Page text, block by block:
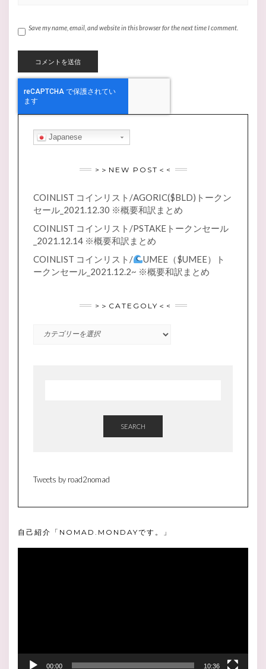
Save my name, email, and website in this browser for the next time I comment.
Japanese
>＞NEW POST＜<
COINLIST コインリスト/AGORIC($BLD)トークン
セール_2021.12.30 ※概要和訳まとめ
COINLIST コインリスト/PSTAKEトークンセール
_2021.12.14 ※概要和訳まとめ
COINLIST コインリスト/
UMEE（$UMEE）ト
ークンセール_2021.12.2~ ※概要和訳まとめ
>＞CATEGOLY＜<
SEARCH
Tweets by road2nomad
自己紹介「NOMAD.MONDAYです。」
00:00 10:36